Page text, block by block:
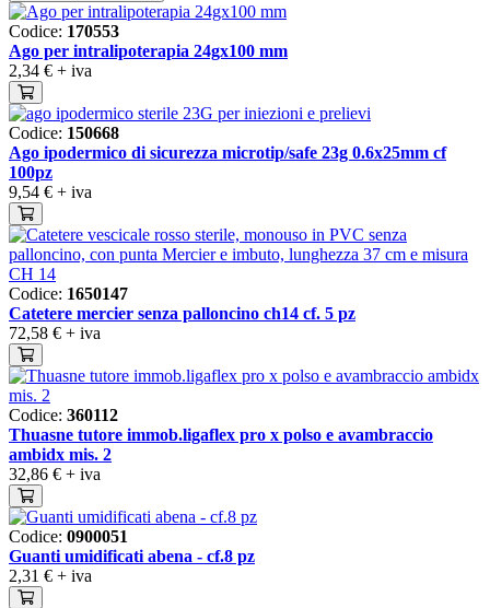
Codice: 170553
Ago per intralipoterapia 24gx100 mm
2,34 € + iva
Codice: 150668
Ago ipodermico di sicurezza microtip/safe 23g 0.6x25mm cf
100pz
9,54 € + iva
Codice: 1650147
Catetere mercier senza palloncino ch14 cf. 5 pz
72,58 € + iva
Codice: 360112
Thuasne tutore immob.ligaflex pro x polso e avambraccio
ambidx mis. 2
32,86 € + iva
Codice: 0900051
Guanti umidificati abena - cf.8 pz
2,31 € + iva